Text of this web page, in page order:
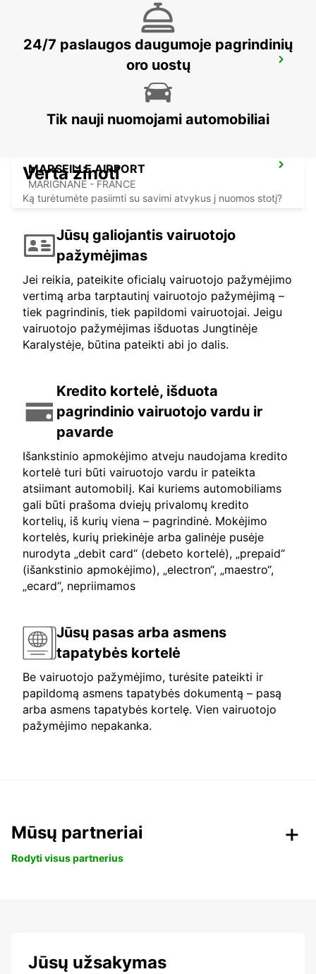
MARTIGUES PORT-DE-BOUC
MARSEILLE AIRPORT
MARIGNANE - FRANCE
24/7 paslaugos daugumoje pagrindinių
oro uostų
Tik nauji nuomojami automobiliai
Verta žinoti
Ką turėtumėte pasiimti su savimi atvykus į nuomos stotį?
Jūsų galiojantis vairuotojo
pažymėjimas
Jei reikia, pateikite oficialų vairuotojo pažymėjimo
vertimą arba tarptautinį vairuotojo pažymėjimą –
tiek pagrindinis, tiek papildomi vairuotojai. Jeigu
vairuotojo pažymėjimas išduotas Jungtinėje
Karalystėje, būtina pateikti abi jo dalis.
Kredito kortelė, išduota
pagrindinio vairuotojo vardu ir
pavarde
Išankstinio apmokėjimo atveju naudojama kredito
kortelė turi būti vairuotojo vardu ir pateikta
atsiimant automobilį. Kai kuriems automobiliams
gali būti prašoma dviejų privalomų kredito
kortelių, iš kurių viena – pagrindinė. Mokėjimo
kortelės, kurių priekinėje arba galinėje pusėje
nurodyta „debit card“ (debeto kortelė), „prepaid“
(išankstinio apmokėjimo), „electron“, „maestro“,
„ecard“, nepriimamos
Jūsų pasas arba asmens
tapatybės kortelė
Be vairuotojo pažymėjimo, turėsite pateikti ir
papildomą asmens tapatybės dokumentą – pasą
arba asmens tapatybės kortelę. Vien vairuotojo
pažymėjimo nepakanka.
Mūsų partneriai
Rodyti visus partnerius
Jūsų užsakymas